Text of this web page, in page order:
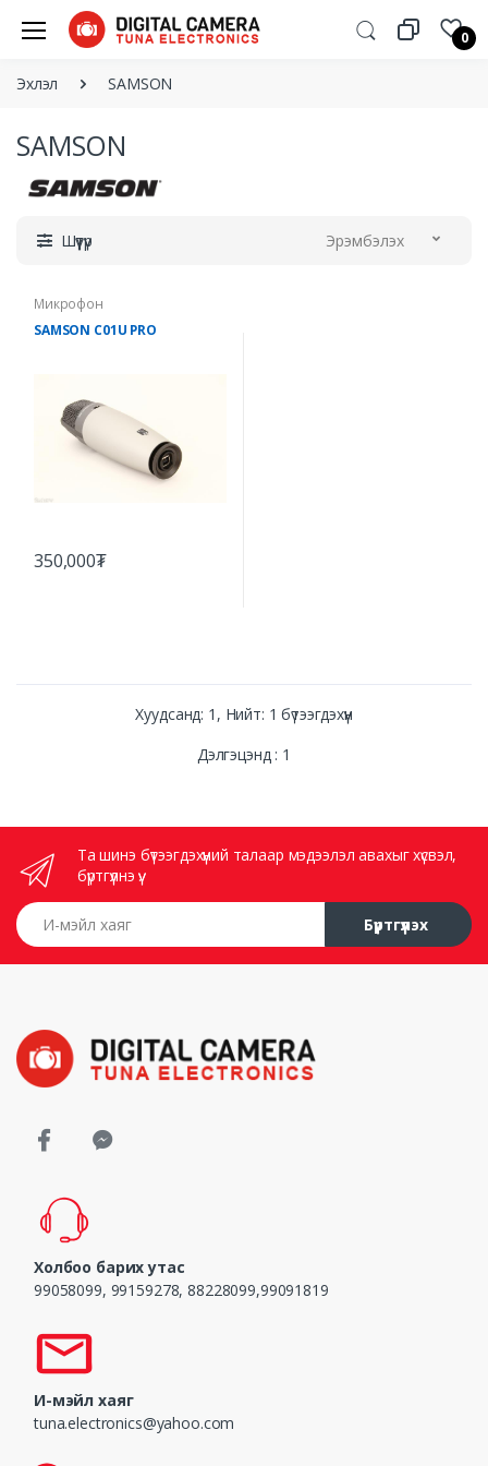
0
Эхлэл SAMSON
SAMSON
Шүүтүүр Эрэмбэлэх
Микрофон
SAMSON C01U PRO
350,000₮
Хуудсанд: 1, Нийт: 1 бүтээгдэхүүн
Дэлгэцэнд : 1
Та шинэ бүтээгдэхүүний талаар мэдээлэл авахыг хүсвэл,
бүртгүүлнэ үү.
И-мэйл хаяг
Бүртгүүлэх
Холбоо барих утас
99058099, 99159278, 88228099,99091819
И-мэйл хаяг
tuna.electronics@yahoo.com